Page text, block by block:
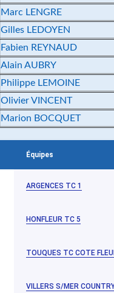
Marc LENGRE
Gilles LEDOYEN
Fabien REYNAUD
Alain AUBRY
Philippe LEMOINE
Olivier VINCENT
Marion BOCQUET
Équipes
ARGENCES TC 1
HONFLEUR TC 5
TOUQUES TC COTE
VILLERS S/MER